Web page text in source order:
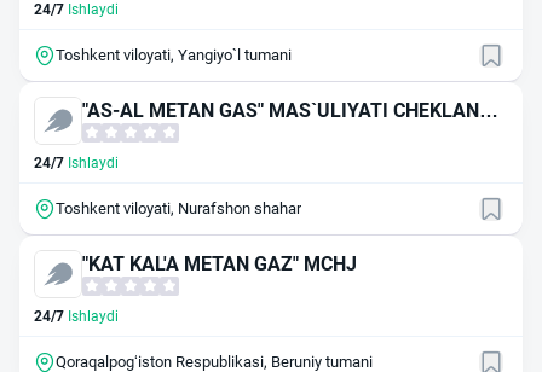
24/7 Ishlaydi
Toshkent viloyati, Yangiyo`l tumani
"AS-AL METAN GAS" MAS`ULIYATI CHEKLANGA
N JAMIYAT
24/7 Ishlaydi
Toshkent viloyati, Nurafshon shahar
"KAT KAL'A METAN GAZ" MCHJ
24/7 Ishlaydi
Qoraqalpog‘iston Respublikasi, Beruniy tumani